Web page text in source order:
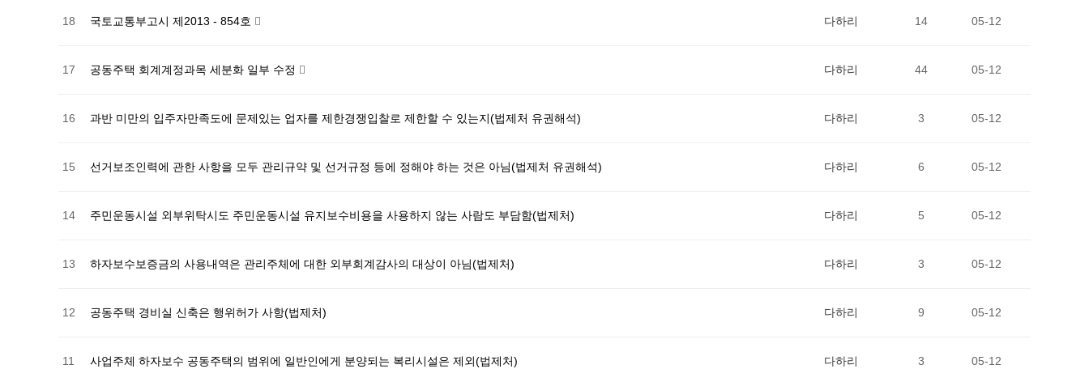
18 국토교통부고시 제2013 - 854호 다하리 14 05-12
17 공동주택 회계계정과목 세분화 일부 수정 다하리 44 05-12
16 과반 미만의 입주자만족도에 문제있는 업자를 제한경쟁입찰로 제한할 수 있는지(법제처 유권해석) 다하리 3 05-12
15 선거보조인력에 관한 사항을 모두 관리규약 및 선거규정 등에 정해야 하는 것은 아님(법제처 유권해석) 다하리 6 05-12
14 주민운동시설 외부위탁시도 주민운동시설 유지보수비용을 사용하지 않는 사람도 부담함(법제처) 다하리 5 05-12
13 하자보수보증금의 사용내역은 관리주체에 대한 외부회계감사의 대상이 아님(법제처) 다하리 3 05-12
12 공동주택 경비실 신축은 행위허가 사항(법제처) 다하리 9 05-12
11 사업주체 하자보수 공동주택의 범위에 일반인에게 분양되는 복리시설은 제외(법제처) 다하리 3 05-12